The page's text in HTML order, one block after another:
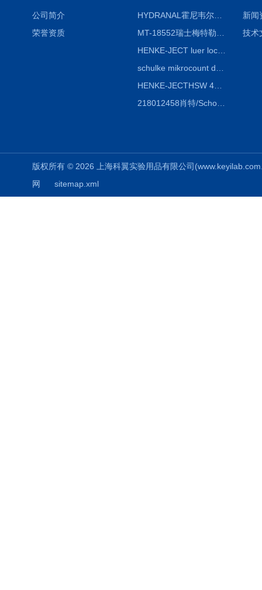
公司简介
荣誉资质
HYDRANAL霍尼韦尔Fluka 34696-25G固体水标 二水合物
HENKE-JECT luer lock鲁尔锁注射器 4200-X00V0 20mL（24ml）
HENKE-JECTHSW 4020.X00V0 2ml（3mL）鲁尔锁注射器
218012458肖特/Schott duran蓝盖试剂瓶100ml，透明
新闻
技术
版权所有 © 2026 上海科翼实验用品有限公司
网
sitemap.xml